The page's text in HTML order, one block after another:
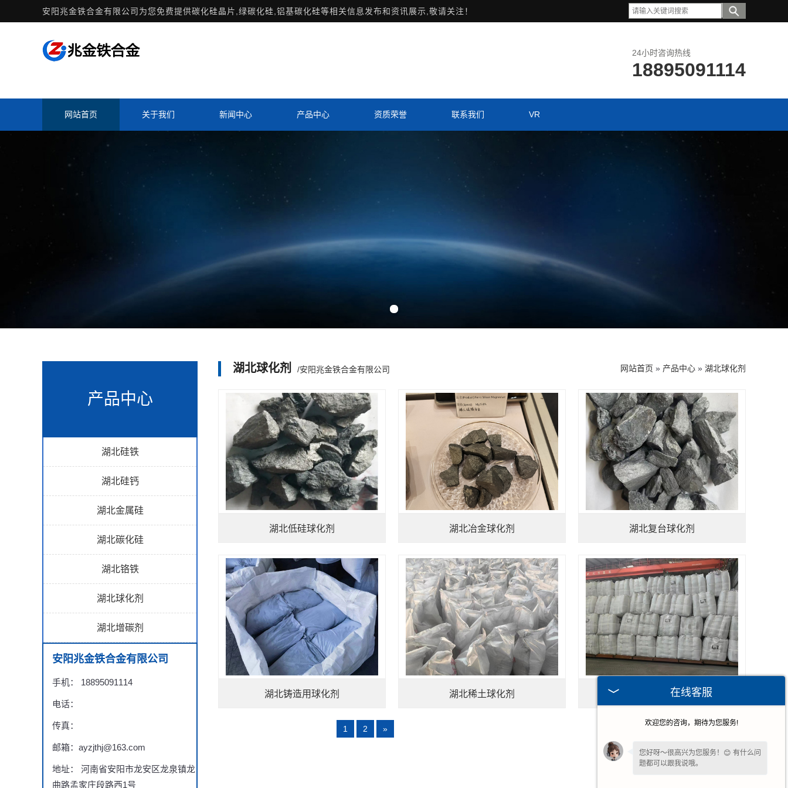
安阳兆金铁合金有限公司为您免费提供碳化硅晶片 ,绿碳化硅,铝基碳化硅等相关信息发布和资讯展示,敬请关注！
24小时咨询热线
18895091114
网站首页 关于我们 新闻中心 产品中心 资质荣誉 联系我们 VR
产品中心
湖北硅铁
湖北硅钙
湖北金属硅
湖北碳化硅
湖北铬铁
湖北球化剂
湖北增碳剂
安阳兆金铁合金有限公司
手机： 18895091114
电话：
传真：
邮箱：ayzjthj@163.com
地址： 河南省安阳市龙安区龙泉镇龙
曲路孟家庄段路西1号
湖北球化剂 /安阳兆金铁合金有限公司 网站首页 » 产品中心 » 湖北球化剂
湖北低硅球化剂 湖北冶金球化剂 湖北复台球化剂
湖北铸造用球化剂 湖北稀土球化剂 湖北镁球化剂
1 2 »
在线客服
欢迎您的咨询，期待为您服务!
您好呀～很高兴为您服务！😊 有什么问
题都可以跟我说哦。